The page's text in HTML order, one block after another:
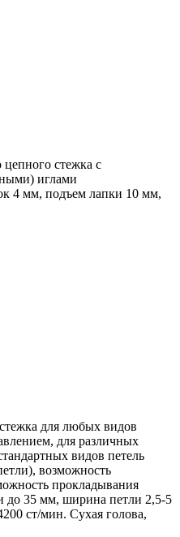
стежка с
иглами
4 мм, подъем лапки 10 мм,
для любых видов
для различных
видов петель
возможность
прокладывания
до 35 мм, ширина петли 2,5-5
ст/мин. Сухая голова,